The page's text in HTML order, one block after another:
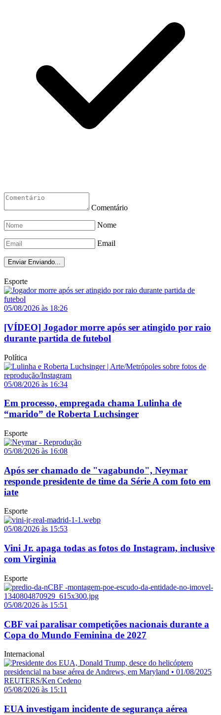
Comentário
Nome
Email
Enviar Enviando...
Esporte
05/08/2026 às 18:26
[VÍDEO] Jogador morre após ser atingido por raio
durante partida de futebol
Política
05/08/2026 às 16:34
Em processo, empregada chama Lulinha de
“marido” de Roberta Luchsinger
Esporte
05/08/2026 às 16:08
Após ser chamado de "vagabundo", Neymar
responde presidente de time da Série A com foto em
iate
Esporte
05/08/2026 às 15:53
Vini Jr. apaga todas as fotos do Instagram, inclusive
com Virginia
Esporte
05/08/2026 às 15:51
CBF vai paralisar competições nacionais durante a
Copa do Mundo Feminina de 2027
Internacional
05/08/2026 às 15:11
EUA investigam incidente de segurança aérea